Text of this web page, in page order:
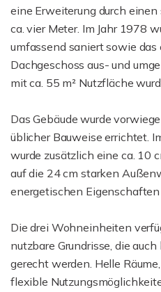
eine Erweiterung durch
ca. vier Meter. Im Jahr 1978
umfassend saniert sowie
Dachgeschoss aus- und
mit ca. 55 m² Nutzfläche
Das Gebäude wurde
üblicher Bauweise errichtet.
wurde zusätzlich eine ca. 10
auf die 24 cm starken
energetischen Eigenschaften
Die drei Wohneinheiten
nutzbare Grundrisse, die
gerecht werden. Helle
flexible